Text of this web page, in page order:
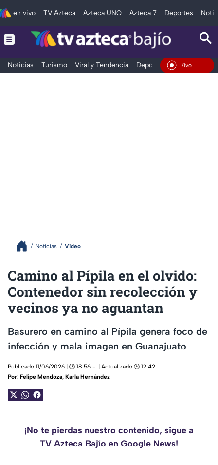
en vivo TV Azteca Azteca UNO Azteca 7 Deportes
Noticias Turismo Viral y Tendencia Deportes Espectáculos
En Vivo
Noticias Video
Camino al Pípila en el olvido:
Contenedor sin recolección y
vecinos ya no aguantan
Basurero en camino al Pípila genera foco de
infección y mala imagen en Guanajuato
Publicado 11/06/2026 | 🕑 18:56
| Actualizado 🕑 12:42
Por: Felipe Mendoza, Karla Hernández
¡No te pierdas nuestro contenido, sigue a
TV Azteca Bajío en Google News!